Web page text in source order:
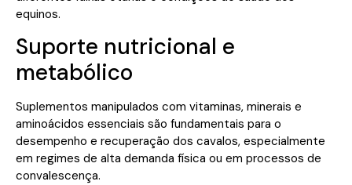
equinos.
Suporte nutricional e
metabólico
Suplementos manipulados com vitaminas, minerais e
aminoácidos essenciais são fundamentais para o
desempenho e recuperação dos cavalos, especialmente
em regimes de alta demanda física ou em processos de
convalescença.